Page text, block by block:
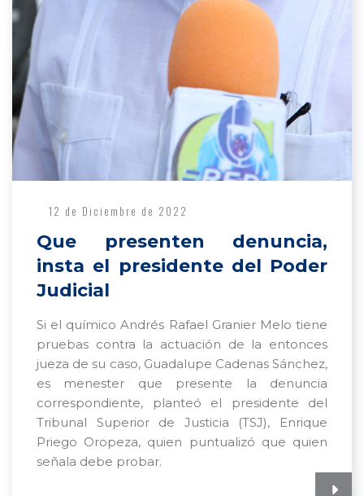
12 de Diciembre de 2022
Que presenten denuncia,
insta el presidente del Poder
Judicial
Si el químico Andrés Rafael Granier Melo tiene
pruebas contra la actuación de la entonces
jueza de su caso, Guadalupe Cadenas Sánchez,
es menester que presente la denuncia
correspondiente, planteó el presidente del
Tribunal Superior de Justicia (TSJ), Enrique
Priego Oropeza, quien puntualizó que quien
señala debe probar.